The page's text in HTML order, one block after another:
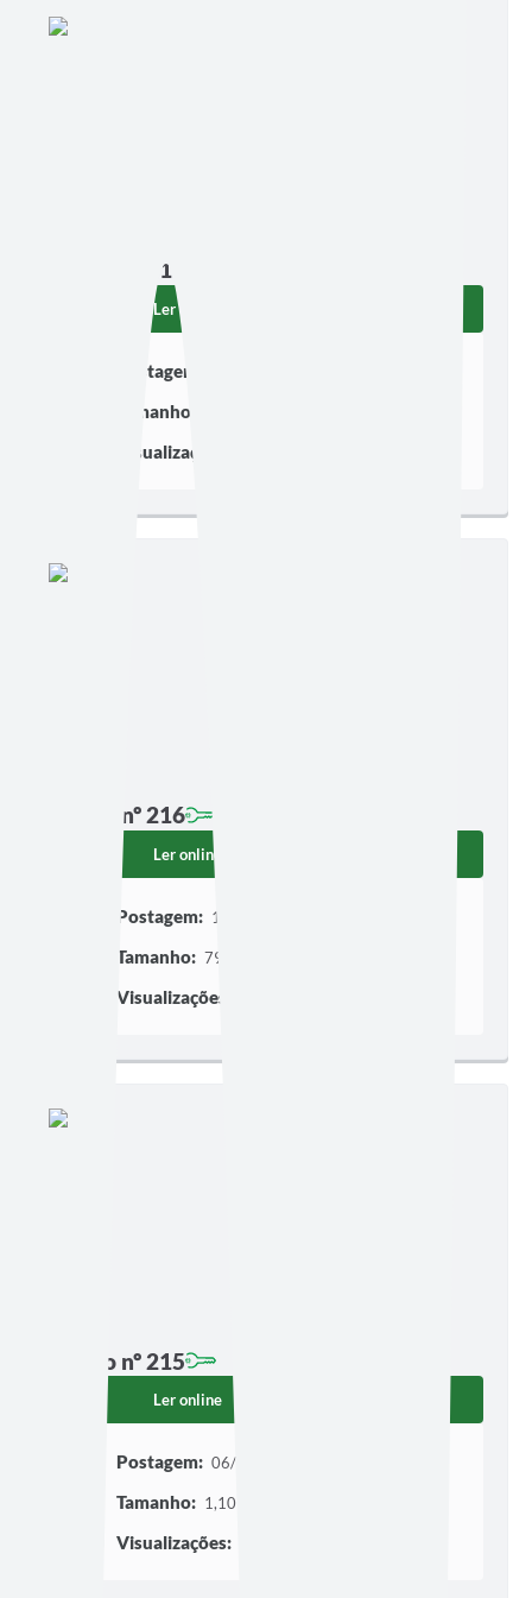
Edição nº 217
Ler online
Postagem:
Tamanho:
Visualizações:
Edição nº 216
Ler online
Postagem: 10/04/2023 às 13h59
Tamanho: 796,24 KB | 5 páginas
Visualizações:
Edição nº 215
Ler online
Postagem: 06/04/2023 às 11h29
Tamanho: 1,10 MB | 4 páginas
Visualizações: